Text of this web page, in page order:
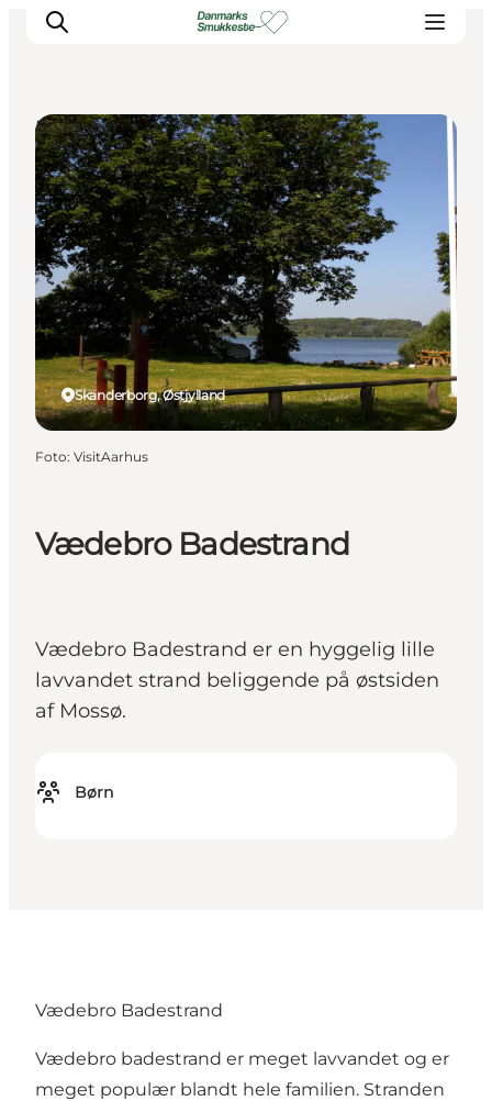
Oplev naturen
Opdag byerne
Det sker
Getaway
Overnatning
Planlæg
Vædebro Badestrand
Vædebro Badestrand er en hyggelig lille
lavvandet strand beliggende på østsiden
af Mossø.
Børn
Skanderborg, Østjylland
Badesøer
Foto: VisitAarhus
Vædebro Badestrand
Vædebro badestrand er meget lavvandet og er
meget populær blandt hele familien. Stranden